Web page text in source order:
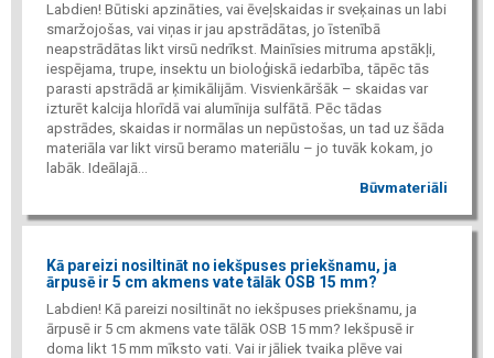
Labdien! Būtiski apzināties, vai ēveļskaidas ir sveķainas un labi
smaržojošas, vai viņas ir jau apstrādātas, jo īstenībā
neapstrādātas likt virsū nedrīkst. Mainīsies mitruma apstākļi,
iespējama, trupe, insektu un bioloģiskā iedarbība, tāpēc tās
parasti apstrādā ar ķimikālijām. Visvienkāršāk – skaidas var
izturēt kalcija hlorīdā vai alumīnija sulfātā. Pēc tādas
apstrādes, skaidas ir normālas un nepūstošas, un tad uz šāda
materiāla var likt virsū beramo materiālu – jo tuvāk kokam, jo
labāk. Ideālajā...
Būvmateriāli
Kā pareizi nosiltināt no iekšpuses priekšnamu, ja
ārpusē ir 5 cm akmens vate tālāk OSB 15 mm?
Labdien! Kā pareizi nosiltināt no iekšpuses priekšnamu, ja
ārpusē ir 5 cm akmens vate tālāk OSB 15 mm? Iekšpusē ir
doma likt 15 mm mīksto vati. Vai ir jāliek tvaika plēve vai